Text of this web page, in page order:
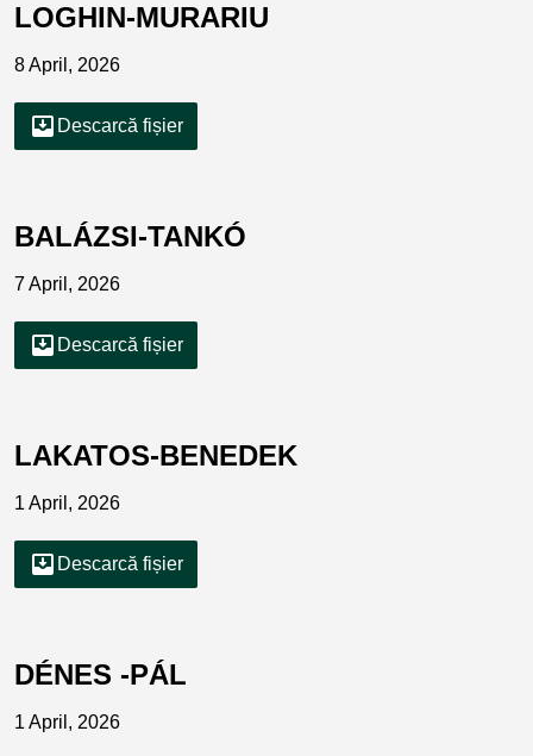
LOGHIN-MURARIU
8 April, 2026
move_to_inbox Descarcă fișier
BALÁZSI-TANKÓ
7 April, 2026
move_to_inbox Descarcă fișier
LAKATOS-BENEDEK
1 April, 2026
move_to_inbox Descarcă fișier
DÉNES -PÁL
1 April, 2026